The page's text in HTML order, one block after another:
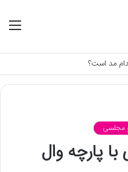
مد است؟
مجلسی
پارچه وال